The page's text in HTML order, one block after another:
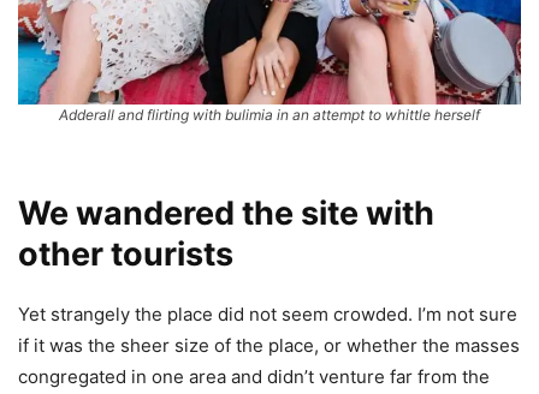
Adderall and flirting with bulimia in an attempt to whittle herself
We wandered the site with
other tourists
Yet strangely the place did not seem crowded. I’m not sure
if it was the sheer size of the place, or whether the masses
congregated in one area and didn’t venture far from the